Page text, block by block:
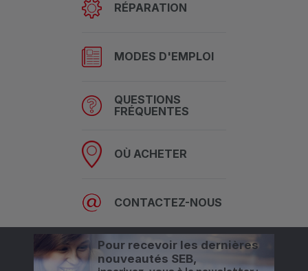
RÉPARATION
MODES D'EMPLOI
QUESTIONS
FRÉQUENTES
OÙ ACHETER
CONTACTEZ-NOUS
Pour recevoir les dernières
nouveautés SEB,